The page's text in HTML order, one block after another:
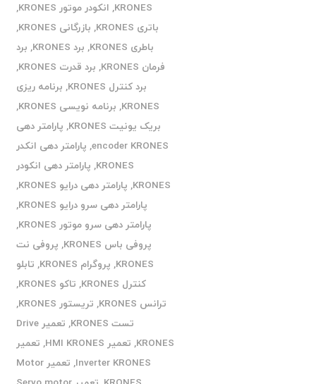
KRONES
, انکودر موتور KRONES
,
باتری KRONES
, بازرگانی KRONES
,
باطری KRONES
, برد KRONES , برد
فرمان KRONES
, برد قدرت KRONES
,
برد کنترل KRONES
, برنامه ریزی
KRONES
, برنامه نویسی KRONES
,
بریک یونیت KRONES
, پارامتر دهی
encoder KRONES
, پارامتر دهی انکدر
KRONES
, پارامتر دهی انکودر
KRONES
, پارامتر دهی درایو KRONES
,
پارامتر دهی سرو درایو KRONES
,
پارامتر دهی سرو موتور KRONES
,
پروفی باس KRONES
, پروفی نت
KRONES
, پروگرام KRONES , تابلو
کنترل KRONES
, تاکو KRONES
,
ترانس KRONES
, تریستور KRONES
,
تست KRONES
,
تعمیر Drive
KRONES
, تعمیر HMI KRONES , تعمیر
Inverter KRONES
,
تعمیر Motor